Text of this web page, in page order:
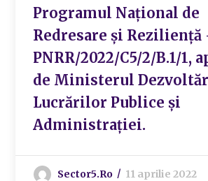
Programul Național de
Redresare și Reziliență
PNRR/2022/C5/2/B.1/1,
de Ministerul
Lucrărilor Publice și
Administrației.
Sector5.ro 11 aprilie 2022